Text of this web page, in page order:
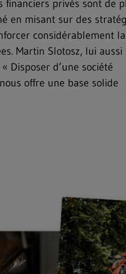
financiers privés sont de
en misant sur des
considérablement la
Martin Slotosz, lui aussi
Disposer d’une société
offre une base solide